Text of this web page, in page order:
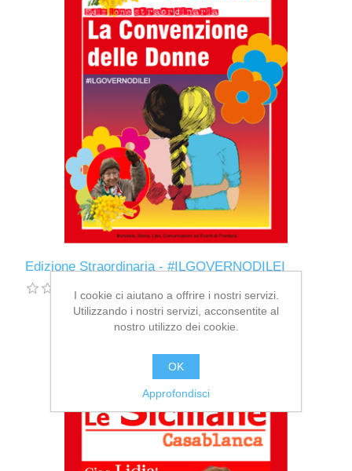
Edizione Straordinaria - #ILGOVERNODILEI
I cookie ci aiutano a offrire i nostri servizi.
Utilizzando i nostri servizi, acconsentite al
nostro utilizzo dei cookie.
OK
Approfondisci